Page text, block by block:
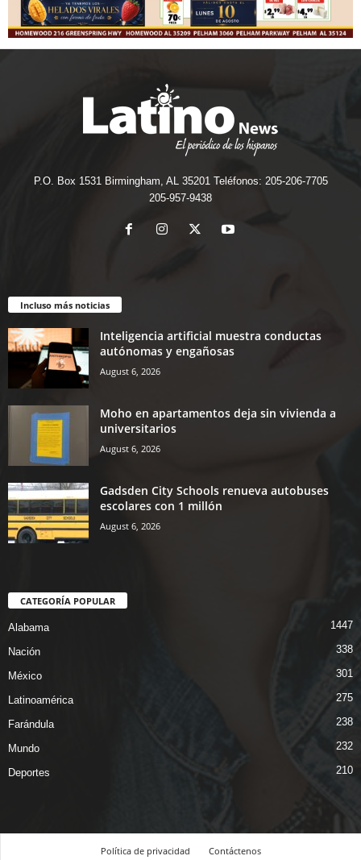
P.O. Box 1531 Birmingham, AL 35201 Teléfonos: 205-206-7705
205-957-9438
Incluso más noticias
Inteligencia artificial muestra conductas
autónomas y engañosas
August 6, 2026
Moho en apartamentos deja sin vivienda a
universitarios
August 6, 2026
Gadsden City Schools renueva autobuses
escolares con 1 millón
August 6, 2026
CATEGORÍA POPULAR
Alabama 1447
Nación 338
México 301
Latinoamérica 275
Farándula 238
Mundo 232
Deportes 210
Política de privacidad Contáctenos